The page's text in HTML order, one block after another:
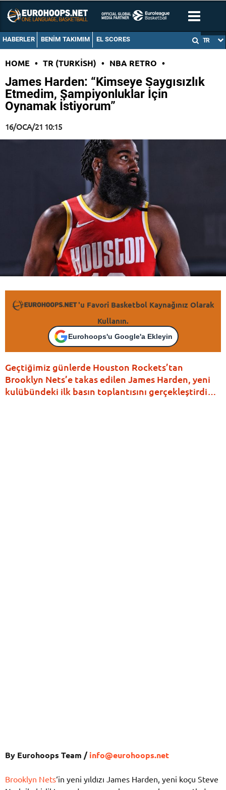
HABERLER BENIM TAKIMIM EL SCORES TR
HOME • TR (TURKISH) • NBA RETRO •
James Harden: “Kimseye Saygısızlık
Etmedim, Şampiyonluklar İçin
Oynamak İstiyorum”
16/OCA/21 10:15
'u Favori Basketbol Kaynağınız Olarak
Kullanın.
Eurohoops'u Google'a Ekleyin
Geçtiğimiz günlerde Houston Rockets’tan
Brooklyn Nets’e takas edilen James Harden, yeni
kulübündeki ilk basın toplantısını gerçekleştirdi…
By Eurohoops Team /info@eurohoops.net
Brooklyn Nets‘in yeni yıldızı James Harden, yeni koçu Steve